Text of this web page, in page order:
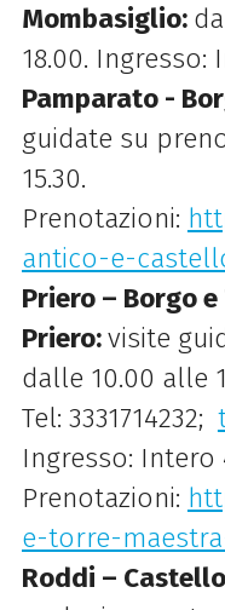
Mombasiglio:
18.00. Ingresso:
Pamparato -
guidate su
15.30.
Prenotazioni:
antico-e-
Priero – Borgo
Priero:visite
dalle 10.00 alle
Tel: 3331714232;
Ingresso: Intero
Prenotazioni:
e-torre-
Roddi –